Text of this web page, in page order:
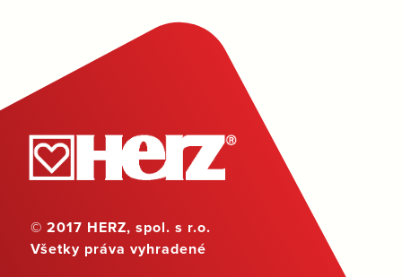
© 2017 HERZ, spol. s r.o.
Všetky práva vyhradené